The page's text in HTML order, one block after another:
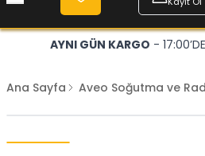
AYNI GÜN KARGO -
Ana Sayfa Aveo Soğutma ve